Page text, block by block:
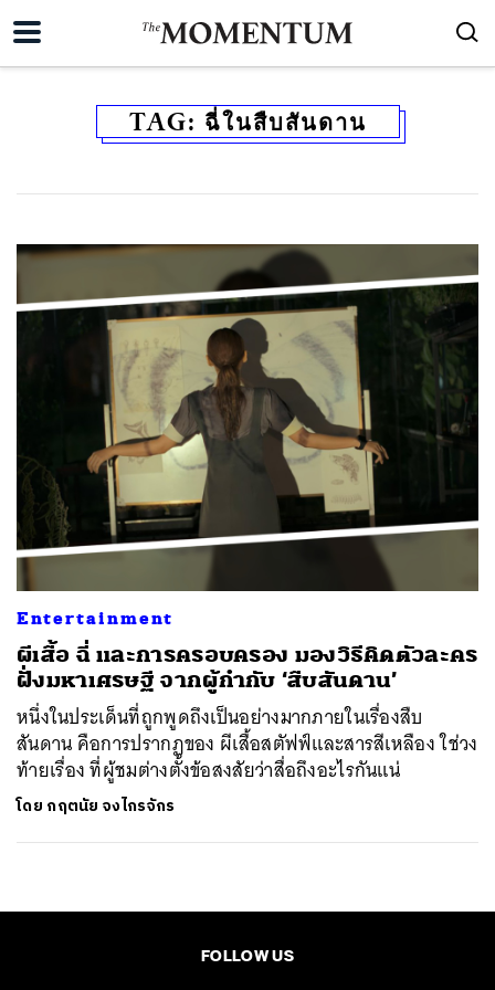
TAG: ฉี่ในสืบสันดาน
Entertainment
ผีเสื้อ ฉี่ และการครอบครอง มองวิธีคิดตัวละคร
ฝั่งมหาเศรษฐี จากผู้กำกับ ‘สืบสันดาน’
หนึ่งในประเด็นที่ถูกพูดถึงเป็นอย่างมากภายในเรื่องสืบ
สันดาน คือการปรากฏของ ผีเสื้อสตัฟฟ์และสารสีเหลือง ใช่วง
ท้ายเรื่อง ที่ผู้ชมต่างตั้งข้อสงสัยว่าสื่อถึงอะไรกันแน่
โดย กฤตนัย จงไกรจักร
FOLLOW US
ค้นหา
TWEET EMAIL